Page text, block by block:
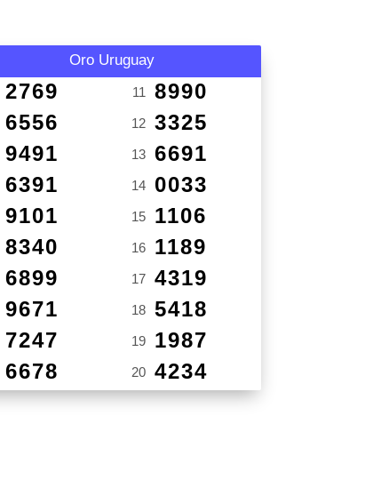
Oro Uruguay
2769
6556
9491
6391
9101
8340
6899
9671
7247
6678
11 8990
12 3325
13 6691
14 0033
15 1106
16 1189
17 4319
18 5418
19 1987
20 4234